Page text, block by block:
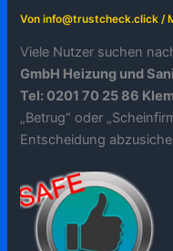
Voninfo@trustcheck.click/
Viele Nutzer suchen
GmbH Heizung und
Tel: 0201 70 25 86
„Betrug“ oder
Entscheidung